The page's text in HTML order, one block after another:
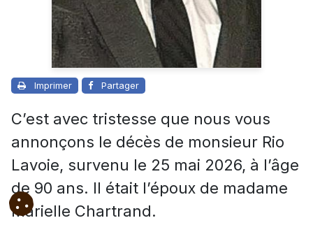
Imprimer Partager
C’est avec tristesse que nous vous
annonçons le décès de monsieur Rio
Lavoie, survenu le 25 mai 2026, à l’âge
de 90 ans. Il était l’époux de madame
Marielle Chartrand.